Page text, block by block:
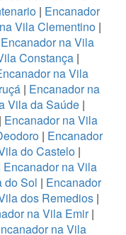
| Encanador
Vila Clementino|
Encanador na Vila
Constança |
na Vila
| Encanador na
Vila da Saúde|
| Encanador na Vila
| Encanador
do Castelo |
Encanador na Vila
do Sol | Encanador
dos Remedios |
na Vila Emir|
na Vila